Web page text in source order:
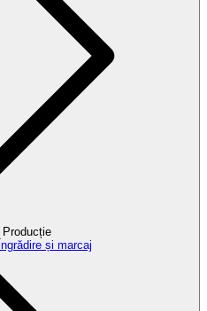
Producție
Îngrădire și marcaj